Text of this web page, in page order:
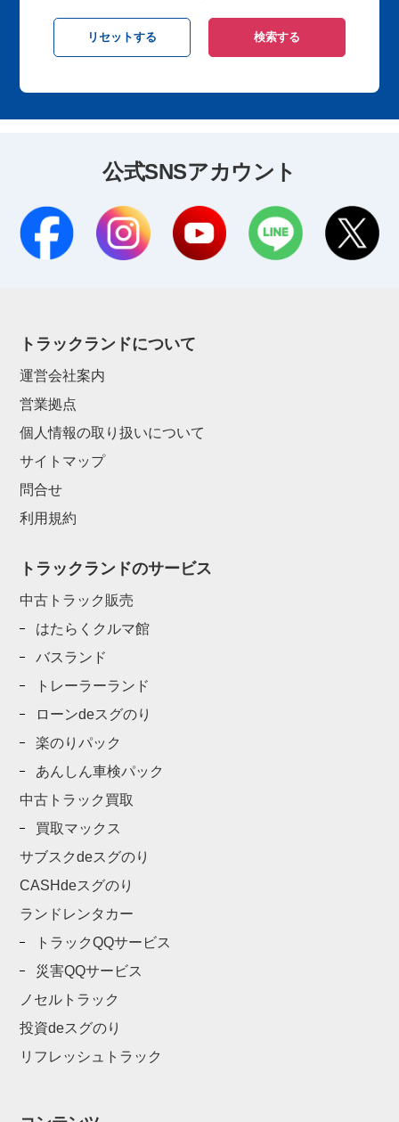
公式SNSアカウント
トラックランドについて
運営会社案内
営業拠点
個人情報の取り扱いについて
サイトマップ
問合せ
利用規約
トラックランドのサービス
中古トラック販売
はたらくクルマ館
バスランド
トレーラーランド
ローンdeスグのり
楽のりパック
あんしん車検パック
中古トラック買取
買取マックス
サブスクdeスグのり
CASHdeスグのり
ランドレンタカー
トラックQQサービス
災害QQサービス
ノセルトラック
投資deスグのり
リフレッシュトラック